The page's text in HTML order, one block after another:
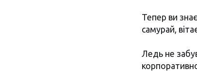
Тепер ви
самурай,
Ледь не